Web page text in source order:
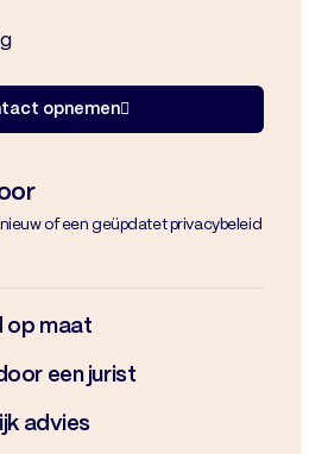
opnemen
of een geüpdatet privacybeleid
op maat
een jurist
advies